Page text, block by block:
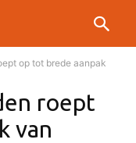
op tot brede aanpak
roept
van